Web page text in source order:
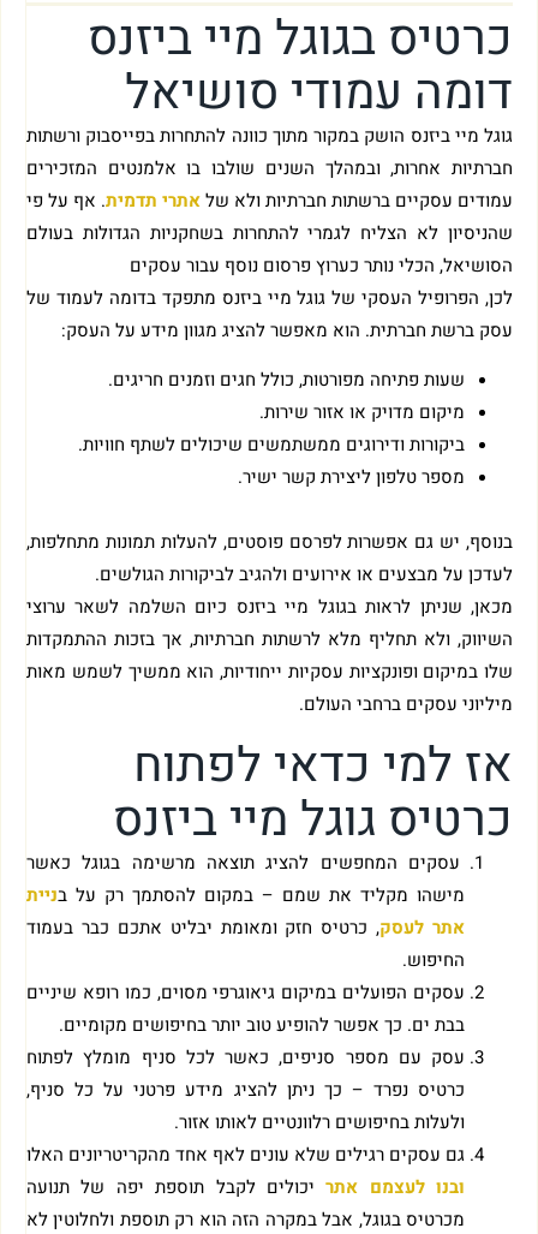
כרטיס בגוגל מיי ביזנס
דומה עמודי סושיאל
גוגל מיי ביזנס הושק במקור מתוך כוונה להתחרות בפייסבוק ורשתות
חברתיות אחרות, ובמהלך השנים שולבו בו אלמנטים המזכירים
עמודים עסקיים ברשתות חברתיות ולא שלאתרי תדמית. אף על פי
שהניסיון לא הצליח לגמרי להתחרות בשחקניות הגדולות בעולם
הסושיאל, הכלי נותר כערוץ פרסום נוסף עבור עסקים
לכן, הפרופיל העסקי של גוגל מיי ביזנס מתפקד בדומה לעמוד של
עסק ברשת חברתית. הוא מאפשר להציג מגוון מידע על העסק:
שעות פתיחה מפורטות, כולל חגים וזמנים חריגים.
מיקום מדויק או אזור שירות.
ביקורות ודירוגים ממשתמשים שיכולים לשתף חוויות.
מספר טלפון ליצירת קשר ישיר.
בנוסף, יש גם אפשרות לפרסם פוסטים, להעלות תמונות מתחלפות,
לעדכן על מבצעים או אירועים ולהגיב לביקורות הגולשים.
מכאן, שניתן לראות בגוגל מיי ביזנס כיום השלמה לשאר ערוצי
השיווק, ולא תחליף מלא לרשתות חברתיות, אך בזכות ההתמקדות
שלו במיקום ופונקציות עסקיות ייחודיות, הוא ממשיך לשמש מאות
מיליוני עסקים ברחבי העולם.
אז למי כדאי לפתוח
כרטיס גוגל מיי ביזנס
עסקים המחפשים להציג תוצאה מרשימה בגוגל כאשר
מישהו מקליד את שמם – במקום להסתמך רק על בניית
אתר לעסק, כרטיס חזק ומאומת יבליט אתכם כבר בעמוד
החיפוש.
עסקים הפועלים במיקום גיאוגרפי מסוים, כמו רופא שיניים
בבת ים. כך אפשר להופיע טוב יותר בחיפושים מקומיים.
עסק עם מספר סניפים, כאשר לכל סניף מומלץ לפתוח
כרטיס נפרד – כך ניתן להציג מידע פרטני על כל סניף,
ולעלות בחיפושים רלוונטיים לאותו אזור.
גם עסקים רגילים שלא עונים לאף אחד מהקריטריונים האלו
ובנו לעצמם אתריכולים לקבל תוספת יפה של תנועה
מכרטיס בגוגל, אבל במקרה הזה הוא רק תוספת ולחלוטין לא